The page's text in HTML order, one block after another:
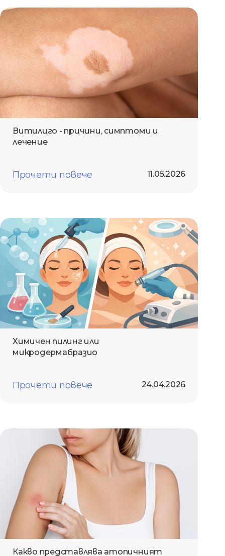
Витилиго - причини, симптоми и
лечение
11.05.2026
Прочети повече
Химичен пилинг или
микродермабразио
24.04.2026
Прочети повече
Какво представлява атопичният